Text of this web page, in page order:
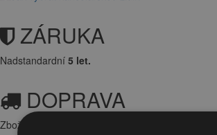
ZÁRUKA
Nadstandardní 5 let.
DOPRAVA
Zboží Vám doručíme